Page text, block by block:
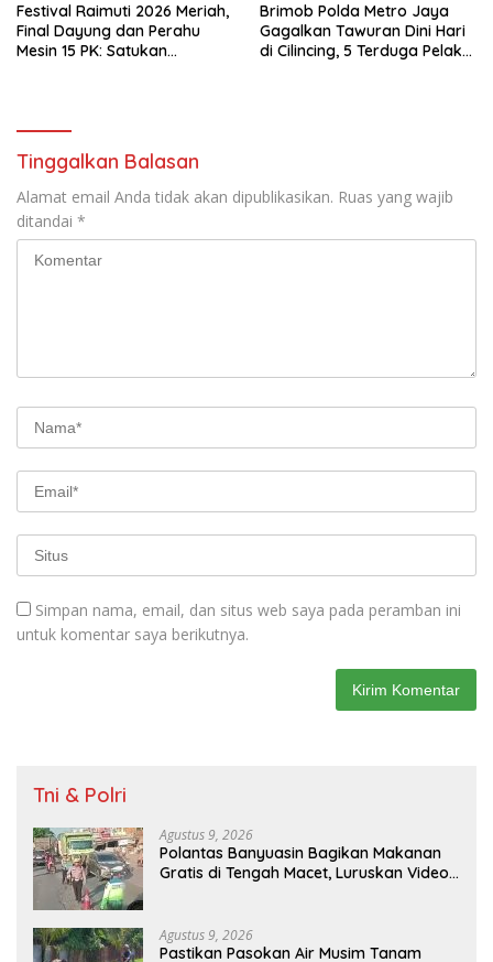
Festival Raimuti 2026 Meriah,
Final Dayung dan Perahu
Mesin 15 PK: Satukan
Brimob Polda Metro Jaya
Gagalkan Tawuran Dini Hari
di Cilincing, 5 Terduga Pelaku
Tinggalkan Balasan
Alamat email Anda tidak akan dipublikasikan. Ruas yang wajib
ditandai *
Simpan nama, email, dan situs web saya pada peramban ini
untuk komentar saya berikutnya.
Tni & Polri
Agustus 9, 2026
Polantas Banyuasin Bagikan Makanan
Gratis di Tengah Macet, Luruskan Video
Agustus 9, 2026
Pastikan Pasokan Air Musim Tanam